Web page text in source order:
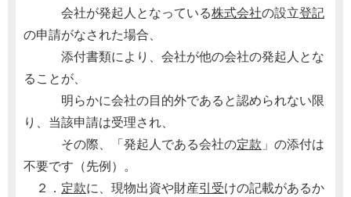
会社が発起人となっている株式会社の設立登記
の申請がなされた場合、
添付書類により、会社が他の会社の発起人とな
ることが、
明らかに会社の目的外であると認められない限
り、当該申請は受理され、
その際、「発起人である会社の定款 」の添付は
不要です（先例）。
２． 定款に、現物出資や財産引受けの記載があるか